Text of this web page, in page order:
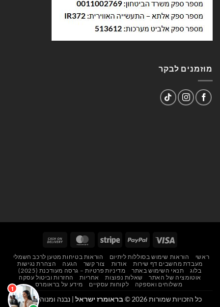
מוזמנים לבקר
Visa
PayPal
Stripe
MasterCard
Delivery
ראשי הוראות שימוש בסוללות ליתיום
הוראות בטיחות מטען לרכב חשמלי
מעבדת מחשבים דף שירות
אודות צור קשר הגעה
הצהרת נגישות
בלוג
תנאי השימוש באתר
מדיניות פרטיות – גרסה מעודכנת (2025)
אוטומציה של האתר
שאלות נפוצות אחריות
החזרות וביטול עסקה
משלוחים ואספקה
לקוחות עסקיים מידע על בראומרס
כל הזכויות שמורות 2026 © בראומרז ישראל | נבנה ומנוהל על ידי